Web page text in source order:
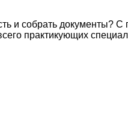
и собрать
практикующих